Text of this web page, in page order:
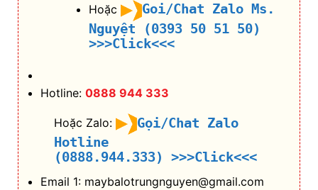
Hoặc
Goi/Chat Zalo Ms.
Nguyệt (0393 50 51 50)
>>>Click<<<
Hotline: 0888 944 333
Hoặc Zalo:
Gọi/Chat Zalo
Hotline
(0888.944.333)
>>>Click<<<
Email 1: maybalotrungnguyen@gmail.com